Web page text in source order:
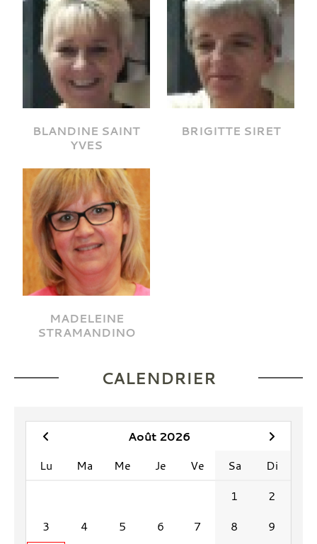
BLANDINE SAINT
YVES
BRIGITTE SIRET
MADELEINE
STRAMANDINO
CALENDRIER
Août 2026
Lu
Ma Me Je Ve Sa
Di
1
2
3
4 5 6 7 8
9